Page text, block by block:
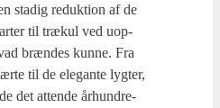
sta­dig reduk­tion af de
til trækul ved uop­
bræn­des kun­ne. Fra
til de ele­gan­te lyg­ter,
det atten­de århund­re­